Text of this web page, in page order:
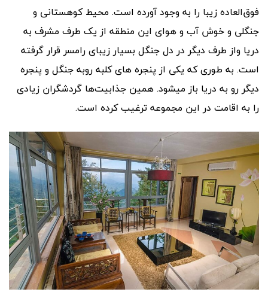
فوق‌‌العاده زیبا را به وجود آورده است. محیط کوهستانی و
جنگلی و خوش آب و هوای این منطقه از یک طرف مشرف به
دریا واز طرف دیگر در دل جنگل بسیار زیبای رامسر قرار گرفته
است. به طوری که یکی از پنجره های کلبه روبه جنگل و پنجره
دیگر رو به دریا باز میشود. همین جذابیت‌ها گردشگران زیادی
را به اقامت در این مجموعه ترغیب کرده است.